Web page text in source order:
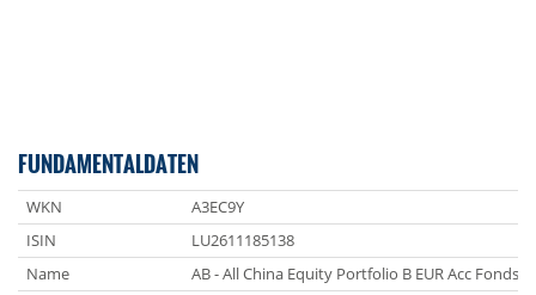
FUNDAMENTALDATEN
WKN
A3EC9Y
ISIN
LU2611185138
Name
AB - All China Equity Portfolio B EUR Acc Fonds